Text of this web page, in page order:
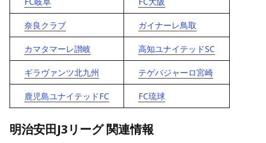
奈良クラブ ガイナーレ鳥取
カマタマーレ讃岐 高知ユナイテッドSC
ギラヴァンツ北九州 テゲバジャーロ宮崎
鹿児島ユナイテッドFC FC琉球
明治安田J3リーグ 関連情報